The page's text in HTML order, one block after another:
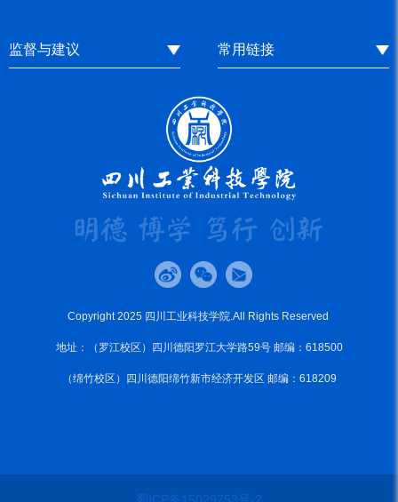
监督与建议 常用链接
Copyright 2025 四川工业科技学院.All Rights Reserved
地址：（罗江校区）四川德阳罗江大学路59号 邮编：618500
（绵竹校区）四川德阳绵竹新市经济开发区 邮编：618209